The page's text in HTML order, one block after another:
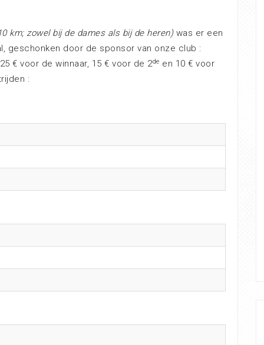
km; zowel bij de dames als bij de heren)was er een
geschonken door de sponsor van onze club :
€ voor de winnaar, 15 € voor de 2de en 10 € voor
: